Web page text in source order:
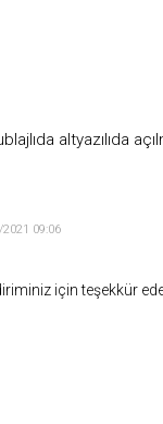
altyazılıda
09:06
için teşekkür